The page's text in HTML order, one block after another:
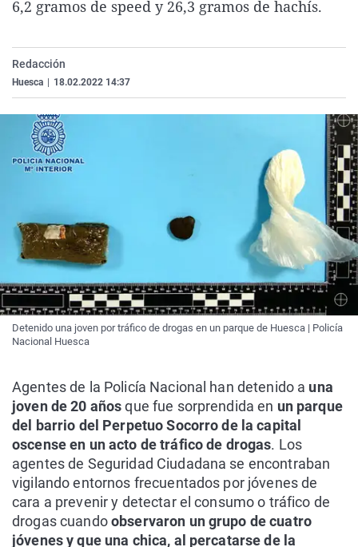
La rosa de los vientos
Caso
Operación Viuda
Extremadura
Navarra
Virales
6,2 gramos de speed y 26,3 gramos de hachís.
Redacción
Huesca 18.02.2022 14:37
Detenido una joven por tráfico de drogas en un parque de Huesca | Policía
Nacional Huesca
Agentes de la Policía Nacional han detenido a una
joven de 20 añosque fue sorprendida en un parque
del barrio del Perpetuo Socorro de la capital
oscense en un acto de tráfico de drogas. Los
agentes de Seguridad Ciudadana se encontraban
vigilando entornos frecuentados por jóvenes de
cara a prevenir y detectar el consumo o tráfico de
drogas cuandoobservaron un grupo de cuatro
jóvenes y que una chica, al percatarse de la